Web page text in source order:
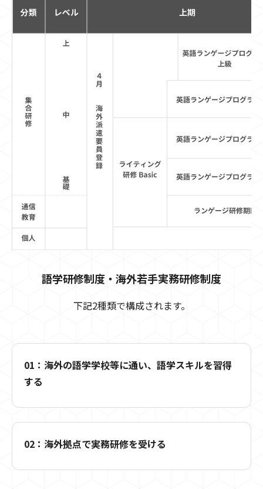
語学研修制度・海外若手実務研修制度
下記2種類で構成されます。
01：海外の語学学校等に通い、語学スキルを習得
する
02：海外拠点で実務研修を受ける